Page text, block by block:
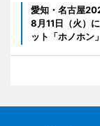
愛知・名古屋
8月11日（火）
ット「ホノホン